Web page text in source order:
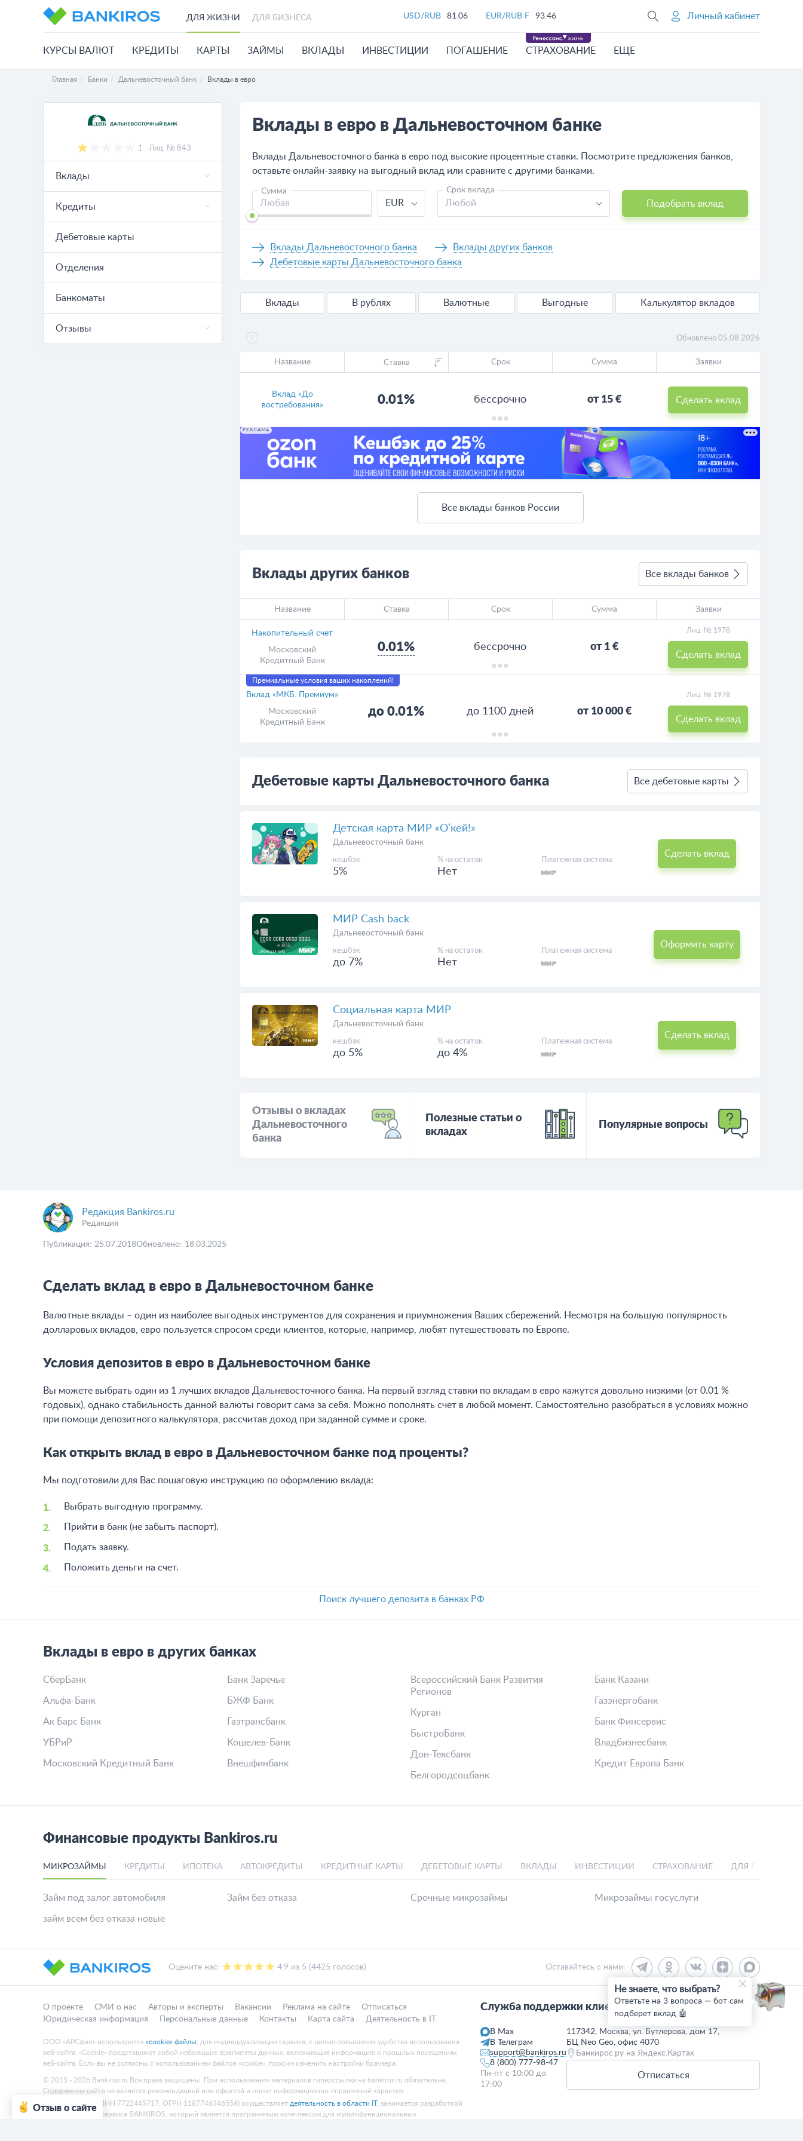
ДЛЯ ЖИЗНИ ДЛЯ БИЗНЕСА USD/RUB 81.06 EUR/RUB F 93.46 Личный кабинет
КУРСЫ ВАЛЮТ КРЕДИТЫ КАРТЫ ЗАЙМЫ ВКЛАДЫ ИНВЕСТИЦИИ ПОГАШЕНИЕ СТРАХОВАНИЕ ЕЩЕ
Главная Банки Дальневосточный банк Вклады в евро
1 Лиц. № 843
Вклады
Кредиты
Дебетовые карты
Отделения
Банкоматы
Отзывы
Вклады в евро в Дальневосточном банке
Вклады Дальневосточного банка в евро под высокие процентные ставки. Посмотрите предложения банков,
оставьте онлайн-заявку на выгодный вклад или сравните с другими банками.
Сумма
EUR
Срок вклада
Любой Подобрать вклад
Вклады Дальневосточного банка
Вклады других банков
Дебетовые карты Дальневосточного банка
Вклады В рублях Валютные Выгодные Калькулятор вкладов
Обновлено 05.08.2026
Название Ставка Срок Сумма Заявки
Вклад «До
востребования»
0.01% бессрочно от 15 € Сделать вклад
РЕКЛАМА
Все вклады банков России
Вклады других банков Все вклады банков
Название Ставка Срок Сумма Заявки
Накопительный счет
Московский
Кредитный Банк
0.01% бессрочно от 1 €
Лиц. № 1978
Сделать вклад
Премиальные условия ваших накоплений!
Вклад «МКБ. Премиум»
Московский
Кредитный Банк
до 0.01% до 1100 дней от 10 000 €
Лиц. № 1978
Сделать вклад
Дебетовые карты Дальневосточного банка Все дебетовые карты
Детская карта МИР «О’кей!»
Дальневосточный банк
кешбэк
5%
% на остаток
Нет
Платежная система
Сделать вклад
МИР Cash back
Дальневосточный банк
кешбэк
до 7%
% на остаток
Нет
Платежная система
Оформить карту
Социальная карта МИР
Дальневосточный банк
кешбэк
до 5%
% на остаток
до 4%
Платежная система
Сделать вклад
Отзывы о вкладах
Дальневосточного
банка
Полезные статьи о
вкладах
Популярные вопросы
Редакция Bankiros.ru
Редакция
Публикация: 25.07.2018Обновлено: 18.03.2025
Сделать вклад в евро в Дальневосточном банке
Валютные вклады – один из наиболее выгодных инструментов для сохранения и приумножения Ваших сбережений. Несмотря на большую популярность
долларовых вкладов, евро пользуется спросом среди клиентов, которые, например, любят путешествовать по Европе.
Условия депозитов в евро в Дальневосточном банке
Вы можете выбрать один из 1 лучших вкладов Дальневосточного банка. На первый взгляд ставки по вкладам в евро кажутся довольно низкими (от 0.01 %
годовых), однако стабильность данной валюты говорит сама за себя. Можно пополнять счет в любой момент. Самостоятельно разобраться в условиях можно
при помощи депозитного калькулятора, рассчитав доход при заданной сумме и сроке.
Как открыть вклад в евро в Дальневосточном банке под проценты?
Мы подготовили для Вас пошаговую инструкцию по оформлению вклада:
Выбрать выгодную программу.
Прийти в банк (не забыть паспорт).
Подать заявку.
Положить деньги на счет.
Поиск лучшего депозита в банках РФ
Вклады в евро в других банках
СберБанк
Альфа-Банк
Ак Барс Банк
УБРиР
Московский Кредитный Банк
Банк Заречье
БЖФ Банк
Газтрансбанк
Кошелев-Банк
Внешфинбанк
Всероссийский Банк Развития
Регионов
Курган
БыстроБанк
Дон-Тексбанк
Белгородсоцбанк
Банк Казани
Газэнергобанк
Банк Финсервис
Владбизнесбанк
Кредит Европа Банк
Финансовые продукты Bankiros.ru
МИКРОЗАЙМЫ КРЕДИТЫ ИПОТЕКА АВТОКРЕДИТЫ КРЕДИТНЫЕ КАРТЫ ДЕБЕТОВЫЕ КАРТЫ ВКЛАДЫ ИНВЕСТИЦИИ СТРАХОВАНИЕ ДЛЯ БИЗНЕСА
Займ под залог автомобиля
займ всем без отказа новые
Займ без отказа Срочные микрозаймы Микрозаймы госуслуги
Оцените нас: 4.9 из 5 (4425 голосов) Оставайтесь с нами:
О проекте СМИ о нас Авторы и эксперты Вакансии Реклама на сайте
Отписаться
Юридическая информация
Персональные данные Контакты Карта сайта Деятельность в IT
ООО «АРСфин» используются «cookie» файлы , для индивидуализации сервиса, с целью повышения удобства использования
веб-сайта. «Cookie» представляют собой небольшие фрагменты данных, включающие информацию о прошлых посещениях
веб-сайта. Если вы не согласны с использованием файлов «cookie», просим изменить настройки браузера.
© 2015 - 2026 Bankiros.ru Все права защищены. При использовании материалов гиперссылка на bankiros.ru обязательна.
Содержание сайта не является рекомендацией или офертой и носит информационно-справочный характер.
ООО «АРСфин» (ИНН 7722445717, ОГРН 1187746346556) осуществляет деятельность в области IT
, занимается разработкой
и поддержанием сервиса BANKIROS, который является программным комплексом для мультифункциональных
Служба поддержки клиентов:
В Max
В Телеграм
support@bankiros.ru
8 (800) 777-98-47
Пн-пт с 10:00 до
17:00
117342, Москва, ул. Бутлерова, дом 17,
БЦ Neo Geo, офис 4070
Банкирос.ру на Яндекс.Картах
Отписаться
Не знаете, что выбрать?
Ответьте на 3 вопроса — бот сам
подберет вклад 🤖
Отзыв о сайте